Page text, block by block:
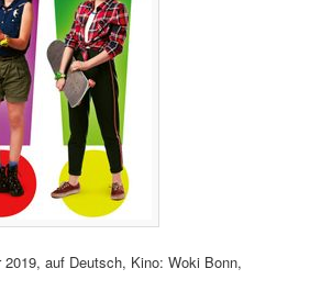
auf Deutsch, Kino: Woki Bonn,